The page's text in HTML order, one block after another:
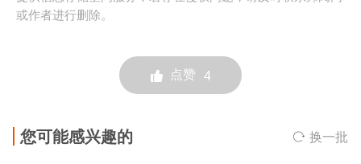
或作者进行删除。
点赞 4
您可能感兴趣的 换一批